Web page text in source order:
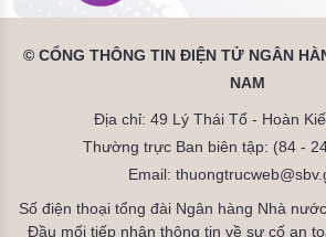
© CỔNG THÔNG TIN ĐIỆN TỬ NGÂN
NAM
Địa chỉ: 49 Lý Thái Tổ - Hoàn
Thường trực Ban biên tập: (84 -
Email:
Số điện thoại tổng đài Ngân hàng Nhà
Đầu mối tiếp nhận thông tin về sự cố an